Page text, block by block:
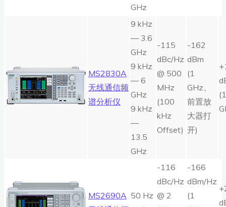
GHz
MS2830A
无线通信频
谱分析仪
9 kHz
— 3.6
GHz
9 kHz
— 6
GHz
9 kHz
—
13.5
GHz
-115
dBc/Hz
@ 500
MHz
(100
kHz
Offset)
-162
dBm
(1
GHz、
前置放
大器打
开)
(1
MS2690A 50 Hz
-116
dBc/Hz
@ 2
-166
dBm/Hz
(1